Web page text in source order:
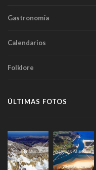
Gastronomía
Calendarios
Folklore
ÚLTIMAS FOTOS